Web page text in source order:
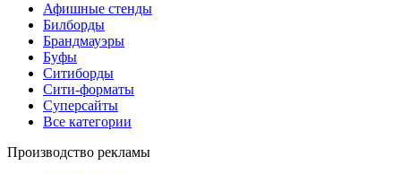
Афишные стенды
Билборды
Брандмауэры
Буфы
Ситиборды
Сити-форматы
Суперсайты
Все категории
Производство рекламы